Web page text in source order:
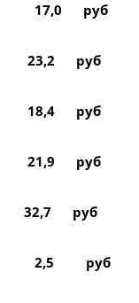
17,0 руб
23,2 руб
18,4 руб
21,9 руб
32,7 руб
2,5 руб